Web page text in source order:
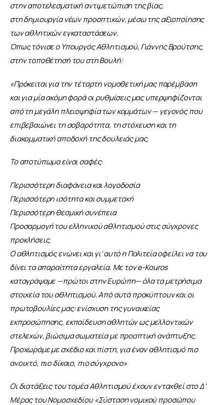
στην αποτελεσματική αντιμετώπιση της βίας,
στη δημιουργία νέων προοπτικών, μέσω της αξιοποίησης
των αθλητικών εγκαταστάσεων.
Όπως τόνισε ο Υπουργός Αθλητισμού, Γιάννης Βρούτσης,
στην τοποθέτησή του στη Βουλή:
«Πρόκειται για την τέταρτη νομοθετική μας παρέμβαση
και για μία ακόμη φορά οι ρυθμίσεις μας υπερψηφίζονται
από τη μεγάλη πλειοψηφία των κομμάτων — γεγονός που
επιβεβαιώνει τη σοβαρότητα, τη στόχευση και τη
διακομματική αποδοχή της δουλειάς μας.
Το αποτύπωμα είναι σαφές:
Περισσότερη διαφάνεια και λογοδοσία
Περισσότερη ισότητα και συμμετοχή
Περισσότερη θεσμική συνέπεια
Προσαρμογή του ελληνικού αθλητισμού στις σύγχρονες
προκλήσεις.
Ο αθλητισμός ενώνει και γι’ αυτό η Πολιτεία οφείλει να του
δίνει τα απαραίτητα εργαλεία. Με τον e-Kouros
καταγράψαμε —πρώτοι στην Ευρώπη— όλα τα μετρήσιμα
στοιχεία του αθλητισμού. Από αυτά προκύπτουν και οι
πρωτοβουλίες μας: ενίσχυση της γυναικείας
εκπροσώπησης, εκπαίδευση αθλητών ως μελλοντικών
στελεχών, βιώσιμα σωματεία με προοπτική ανάπτυξης.
Προχωράμε με σχέδιο και πίστη, για έναν αθλητισμό πιο
ανοιχτό, πιο δίκαιο, πιο σύγχρονο»
Οι διατάξεις του τομέα Αθλητισμού έχουν ενταχθεί στο Δ’
Μέρος του Νομοσχεδίου «Σύσταση νομικού προσώπου